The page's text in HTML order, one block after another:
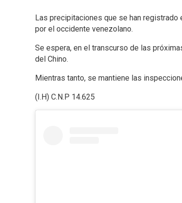
Las precipitaciones que se han
por el occidente venezolano.
Se espera, en el transcurso de las
del Chino.
Mientras tanto, se mantiene las
(I.H) C.N.P 14.625